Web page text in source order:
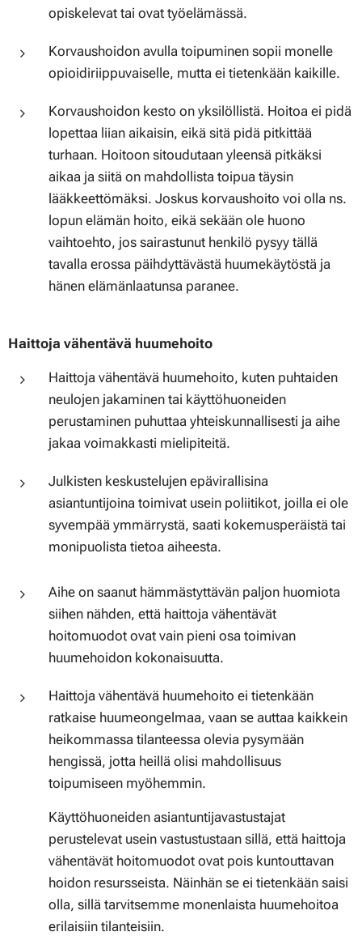
opiskelevat tai ovat työelämässä.
Korvaushoidon avulla toipuminen sopii monelle
opioidiriippuvaiselle, mutta ei tietenkään kaikille.
Korvaushoidon kesto on yksilöllistä. Hoitoa ei pidä
lopettaa liian aikaisin, eikä sitä pidä pitkittää
turhaan. Hoitoon sitoudutaan yleensä pitkäksi
aikaa ja siitä on mahdollista toipua täysin
lääkkeettömäksi. Joskus korvaushoito voi olla ns.
lopun elämän hoito, eikä sekään ole huono
vaihtoehto, jos sairastunut henkilö pysyy tällä
tavalla erossa päihdyttävästä huumekäytöstä ja
hänen elämänlaatunsa paranee.
Haittoja vähentävä huumehoito
Haittoja vähentävä huumehoito, kuten puhtaiden
neulojen jakaminen tai käyttöhuoneiden
perustaminen puhuttaa yhteiskunnallisesti ja aihe
jakaa voimakkasti mielipiteitä.
Julkisten keskustelujen epävirallisina
asiantuntijoina toimivat usein poliitikot, joilla ei ole
syvempää ymmärrystä, saati kokemusperäistä tai
monipuolista tietoa aiheesta.
Aihe on saanut hämmästyttävän paljon huomiota
siihen nähden, että haittoja vähentävät
hoitomuodot ovat vain pieni osa toimivan
huumehoidon kokonaisuutta.
Haittoja vähentävä huumehoito ei tietenkään
ratkaise huumeongelmaa, vaan se auttaa kaikkein
heikommassa tilanteessa olevia pysymään
hengissä, jotta heillä olisi mahdollisuus
toipumiseen myöhemmin.
Käyttöhuoneiden asiantuntijavastustajat
perustelevat usein vastustustaan sillä, että haittoja
vähentävät hoitomuodot ovat pois kuntouttavan
hoidon resursseista. Näinhän se ei tietenkään saisi
olla, sillä tarvitsemme monenlaista huumehoitoa
erilaisiin tilanteisiin.